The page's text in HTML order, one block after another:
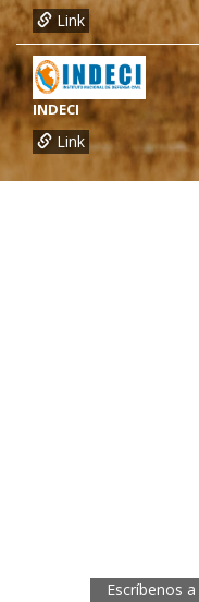
Link
INDECI
Link
Escríbenos a